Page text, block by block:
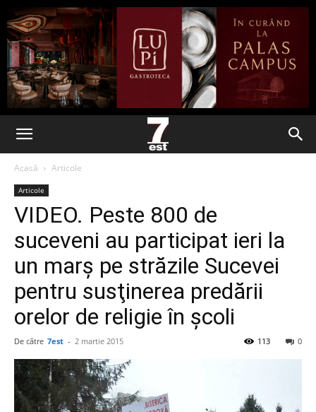
Acasă Articole
Articole
VIDEO. Peste 800 de
suceveni au participat ieri la
un marş pe străzile Sucevei
pentru susţinerea predării
orelor de religie în şcoli
De către 7est - 2 martie 2015 0
113